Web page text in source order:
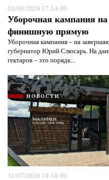
03/08/2026 17:14:00
Уборочная кампания
финишную прямую
Уборочная кампания – на
губернатор Юрий Слюсарь. На
гектаров – это порядк...
НОВОСТИ
31/07/2026 18:18:00